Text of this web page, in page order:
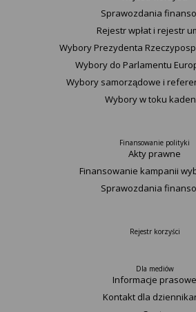
Sprawozdania
Rejestr wpłat i rejestr
Wybory Prezydenta
Wybory do Parlamentu
Wybory samorządowe i
Wybory w toku
Finansowanie polityki
Akty prawne
Finansowanie kampanii
Sprawozdania
Rejestr korzyści
Dla mediów
Informacje prasowe
Kontakt dla